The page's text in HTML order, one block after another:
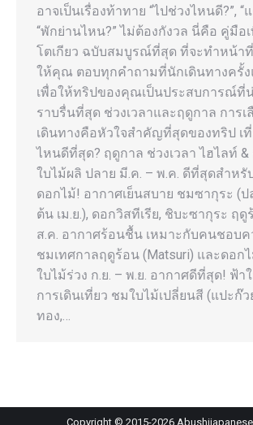
อาจเป็นเรื่องท้าทาย “ไปช่วงไหนดี?”, “
“พักย่านไหน?” ไม่ต้องกังวล นี่คือ คู่มือ
โตเกียว ฉบับสมบูรณ์ที่สุด ที่จะทำหน้า
ให้คุณ ตอบทุกคำถามที่นักเดินทางครั้ง
เพื่อให้ทริปของคุณเป็นประสบการณ์ที่
ราบรื่นที่สุด ช่วงเวลาและฤดูกาล การเ
เดินทางคือหัวใจสำคัญที่สุดของทริป เที่
ไหนดีที่สุด? ฤดูกาล ช่วงเวลา ไฮไลท์ &
ใบไม้ผลิ ปลาย มี.ค. – พ.ค. ดีที่สุดสำหรั
ดอกไม้! อากาศเย็นสบาย ชมซากุระ (ป
ต้น เม.ย.), ดอกวิสทีเรีย, ชิบะซากุระ ฤดู
ส.ค. อากาศร้อนชื้น เหมาะกับคนชอบ
ชมเทศกาลฤดูร้อน (Matsuri) และดอกไ
ใบไม้ร่วง ก.ย. – พ.ย. อากาศดีที่สุด! ฟ้า
การเดินเที่ยว ชมใบไม้เปลี่ยนสี (แปะก๊ว
ทอง,…
Copyright © 2015-2026